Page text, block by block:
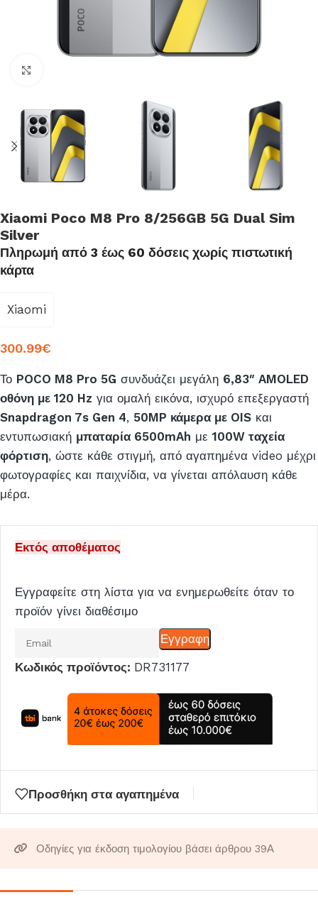
Xiaomi Poco M8 Pro 8/256GB 5G Dual Sim
Silver
Πληρωμή από 3 έως 60 δόσεις χωρίς πιστωτική
κάρτα
Xiaomi
300.99€
Το POCO M8 Pro 5G συνδυάζει μεγάλη 6,83″ AMOLED
οθόνη με 120 Hz για ομαλή εικόνα, ισχυρό επεξεργαστή
Snapdragon 7s Gen 4, 50MP κάμερα με OIS και
εντυπωσιακή μπαταρία 6500mAh με 100W ταχεία
φόρτιση, ώστε κάθε στιγμή, από αγαπημένα video μέχρι
φωτογραφίες και παιχνίδια, να γίνεται απόλαυση κάθε
μέρα.
Εκτός αποθέματος
Εγγραφείτε στη λίστα για να ενημερωθείτε όταν το
προϊόν γίνει διαθέσιμο
email
για
να
αναμονής
αυτό
Εγγραφη
Κωδικός προϊόντος: DR731177
Προσθήκη στα αγαπημένα
Οδηγίες για έκδοση τιμολογίου βάσει άρθρου 39Α